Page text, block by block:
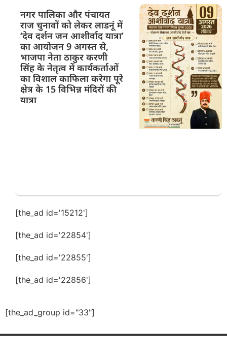
नगर पालिका और पंचायत
राज चुनावों को लेकर लाडनूं में
‘देव दर्शन जन आशीर्वाद यात्रा’
का आयोजन 9 अगस्त से,
भाजपा नेता ठाकुर करणी
सिंह के नेतृत्व में कार्यकर्ताओं
का विशाल काफिला करेगा पूरे
क्षेत्र के 15 विभिन्न मंदिरों की
यात्रा
[the_ad id='15212']
[the_ad id='22854']
[the_ad id='22855']
[the_ad id='22856']
[the_ad_group id="33"]